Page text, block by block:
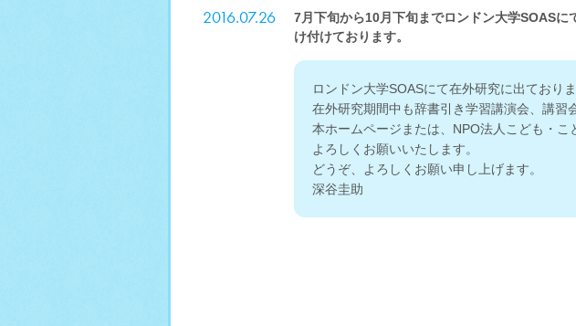
2016.07.26
7月下旬から10月下旬までロンドン大学SOAS
け付けております。
ロンドン大学SOASにて在外研究に出ておりま
在外研究期間中も辞書引き学習講演会、講習
本ホームページまたは、NPO法人こども・こ
よろしくお願いいたします。
どうぞ、よろしくお願い申し上げます。
深谷圭助